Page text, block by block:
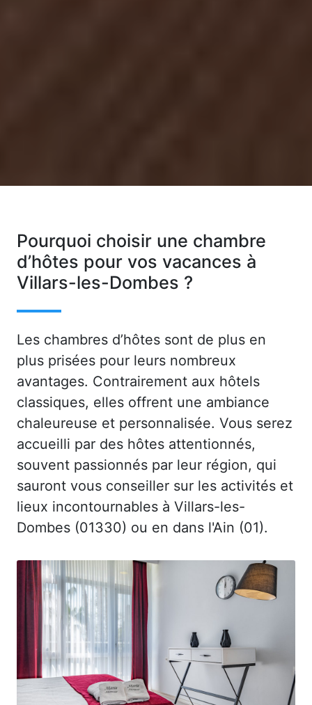
Pourquoi choisir une chambre
d’hôtes pour vos vacances à
Villars-les-Dombes ?
Les chambres d’hôtes sont de plus en
plus prisées pour leurs nombreux
avantages. Contrairement aux hôtels
classiques, elles offrent une ambiance
chaleureuse et personnalisée. Vous serez
accueilli par des hôtes attentionnés,
souvent passionnés par leur région, qui
sauront vous conseiller sur les activités et
lieux incontournables à Villars-les-
Dombes (01330) ou en dans l'Ain (01).